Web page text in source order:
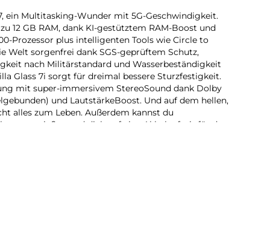
ein Multitasking-Wunder mit 5G-Geschwindigkeit.
12 GB RAM, dank KI-gestütztem RAM-Boost und
Prozessor plus intelligenten Tools wie Circle to
Welt sorgenfrei dank SGS-geprüftem Schutz,
nach Militärstandard und Wasserbeständigkeit
Glass 7i sorgt für dreimal bessere Sturzfestigkeit.
mit super-immersivem StereoSound dank Dolby
und LautstärkeBoost. Und auf dem hellen,
alles zum Leben. Außerdem kannst du
genießen und dich auf eine Akkulaufzeit für den